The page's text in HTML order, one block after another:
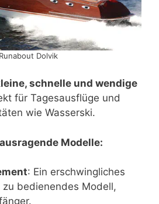
Runabout Dolvik
schnelle und wendige
für Tagesausflüge und
wie Wasserski.
Modelle:
: Ein erschwingliches
bedienendes Modell,